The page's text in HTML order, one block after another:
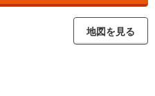
地図を見る